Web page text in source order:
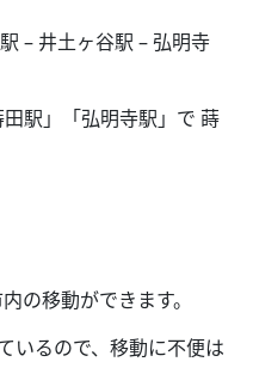
– 井土ヶ谷駅 – 弘明寺
駅」「弘明寺駅」で 蒔
の移動ができます。
いるので、移動に不便は